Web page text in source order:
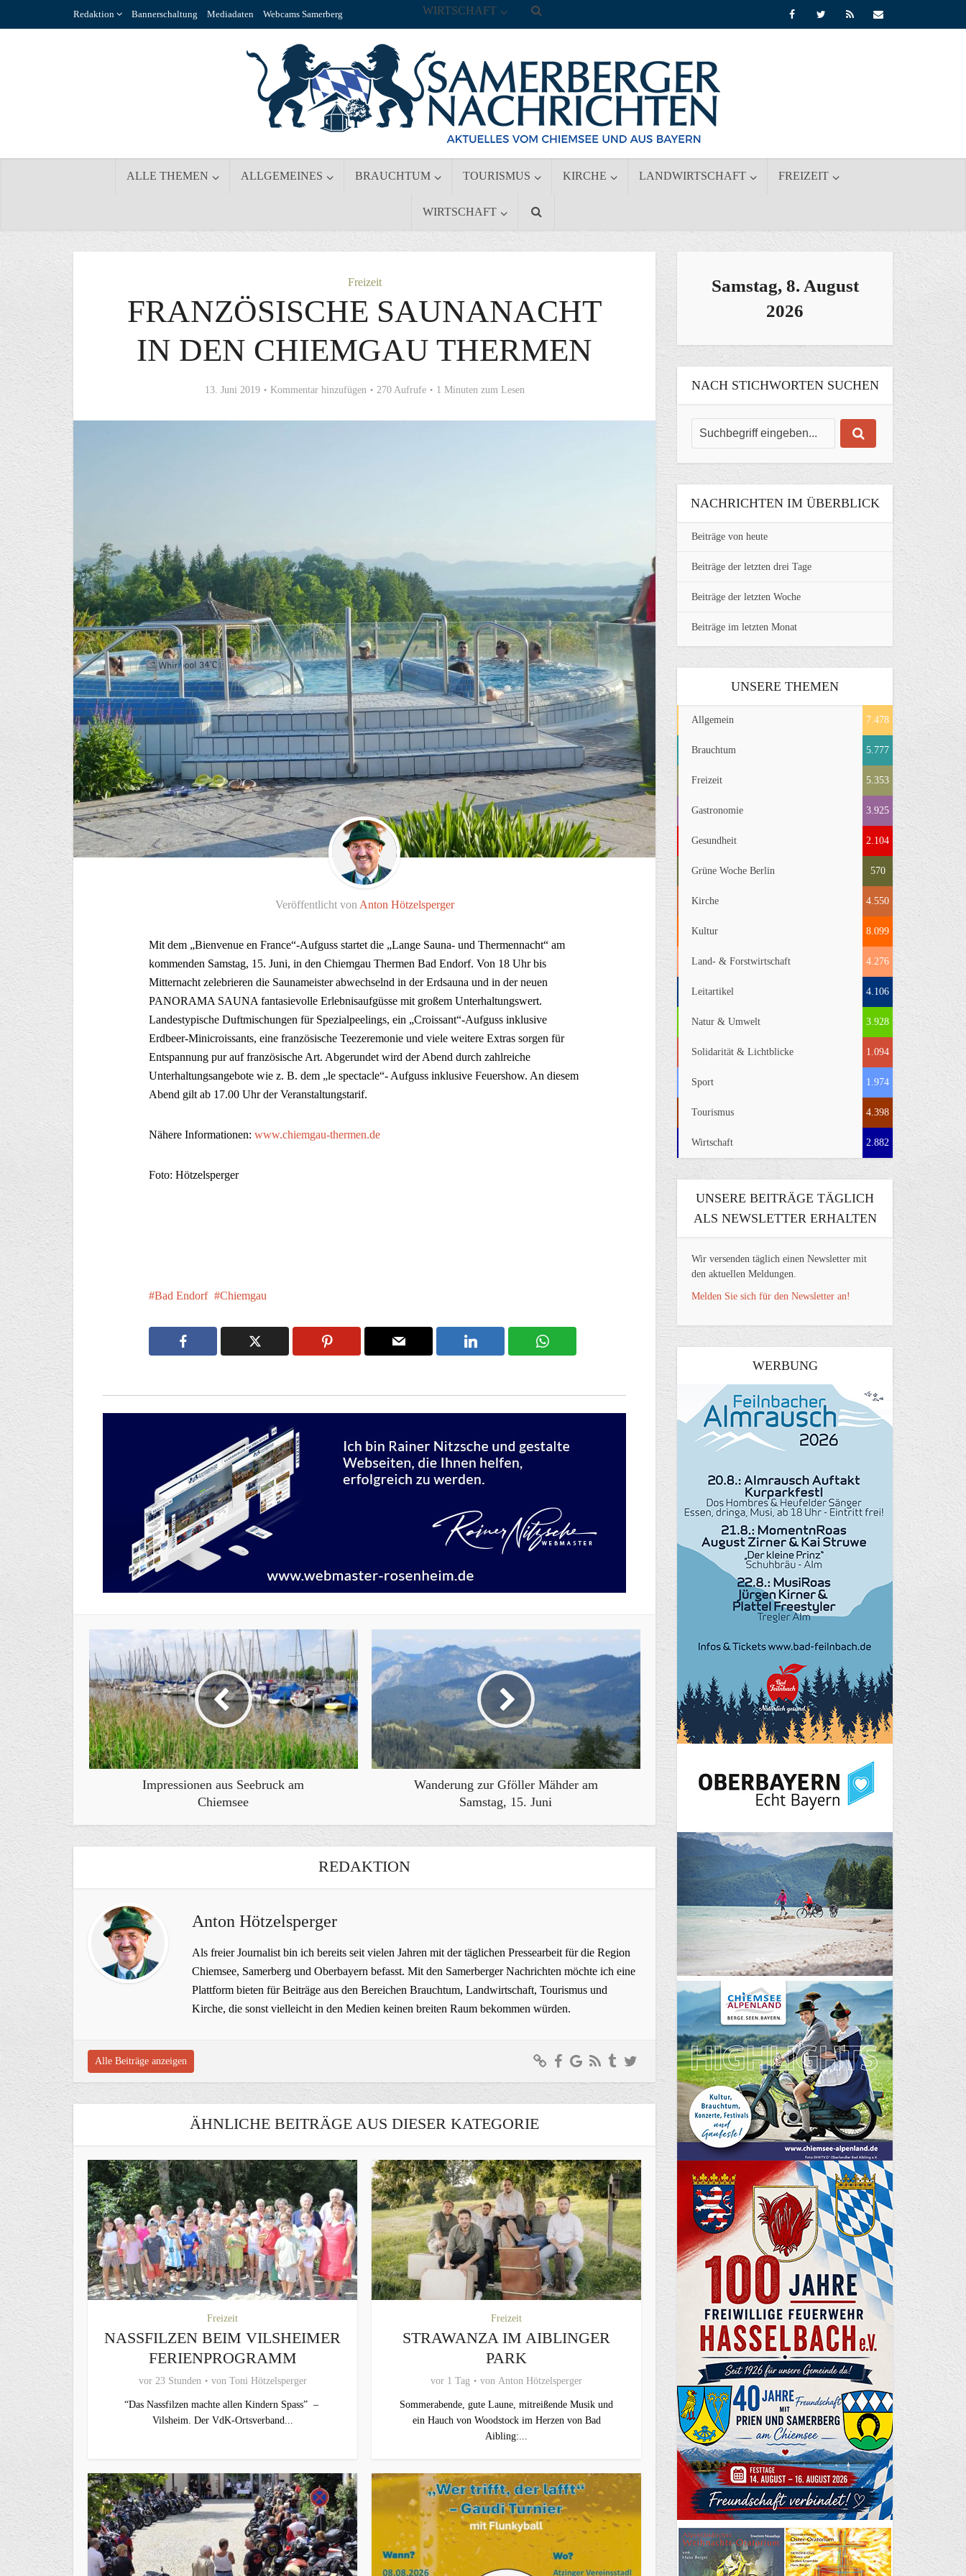
Redaktion Bannerschaltung Mediadaten Webcams Samerberg
ALLE THEMEN ALLGEMEINES BRAUCHTUM TOURISMUS KIRCHE LANDWIRTSCHAFT FREIZEIT
WIRTSCHAFT
WIRTSCHAFT
Freizeit
FRANZÖSISCHE SAUNANACHT
IN DEN CHIEMGAU THERMEN
13. Juni 2019 Kommentar hinzufügen 270 Aufrufe 1 Minuten zum Lesen
Veröffentlicht von Anton Hötzelsperger
Mit dem „Bienvenue en France“-Aufguss startet die „Lange Sauna- und Thermennacht“ am
kommenden Samstag, 15. Juni, in den Chiemgau Thermen Bad Endorf. Von 18 Uhr bis
Mitternacht zelebrieren die Saunameister abwechselnd in der Erdsauna und in der neuen
PANORAMA SAUNA fantasievolle Erlebnisaufgüsse mit großem Unterhaltungswert.
Landestypische Duftmischungen für Spezialpeelings, ein „Croissant“-Aufguss inklusive
Erdbeer-Minicroissants, eine französische Teezeremonie und viele weitere Extras sorgen für
Entspannung pur auf französische Art. Abgerundet wird der Abend durch zahlreiche
Unterhaltungsangebote wie z. B. dem „le spectacle“- Aufguss inklusive Feuershow. An diesem
Abend gilt ab 17.00 Uhr der Veranstaltungstarif.
Nähere Informationen: www.chiemgau-thermen.de
Foto: Hötzelsperger
Bad Endorf Chiemgau
Impressionen aus Seebruck am
Chiemsee
Wanderung zur Gföller Mähder am
Samstag, 15. Juni
REDAKTION
Anton Hötzelsperger
Als freier Journalist bin ich bereits seit vielen Jahren mit der täglichen Pressearbeit für die Region
Chiemsee, Samerberg und Oberbayern befasst. Mit den Samerberger Nachrichten möchte ich eine
Plattform bieten für Beiträge aus den Bereichen Brauchtum, Landwirtschaft, Tourismus und
Kirche, die sonst vielleicht in den Medien keinen breiten Raum bekommen würden.
Alle Beiträge anzeigen
ÄHNLICHE BEITRÄGE AUS DIESER KATEGORIE
Freizeit
NASSFILZEN BEIM VILSHEIMER
FERIENPROGRAMM
vor 23 Stunden von Toni Hötzelsperger
“Das Nassfilzen machte allen Kindern Spass” –
Vilsheim. Der VdK-Ortsverband...
Freizeit
STRAWANZA IM AIBLINGER
PARK
vor 1 Tag von Anton Hötzelsperger
Sommerabende, gute Laune, mitreißende Musik und
ein Hauch von Woodstock im Herzen von Bad
Aibling:...
Samstag, 8. August
2026
NACH STICHWORTEN SUCHEN
NACHRICHTEN IM ÜBERBLICK
Beiträge von heute
Beiträge der letzten drei Tage
Beiträge der letzten Woche
Beiträge im letzten Monat
UNSERE THEMEN
Allgemein 7.478
Brauchtum 5.777
Freizeit 5.353
Gastronomie 3.925
Gesundheit 2.104
Grüne Woche Berlin 570
Kirche 4.550
Kultur 8.099
Land- & Forstwirtschaft 4.276
Leitartikel 4.106
Natur & Umwelt 3.928
Solidarität & Lichtblicke 1.094
Sport 1.974
Tourismus 4.398
Wirtschaft 2.882
UNSERE BEITRÄGE TÄGLICH
ALS NEWSLETTER ERHALTEN
Wir versenden täglich einen Newsletter mit
den aktuellen Meldungen.
Melden Sie sich für den Newsletter an!
WERBUNG